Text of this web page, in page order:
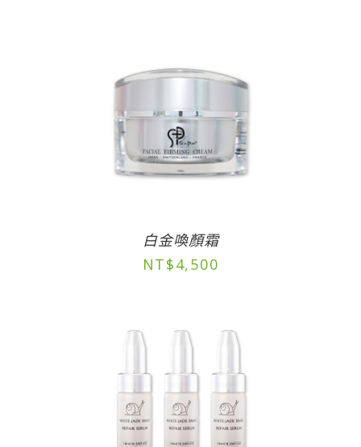
白金喚顏霜
NT$4,500